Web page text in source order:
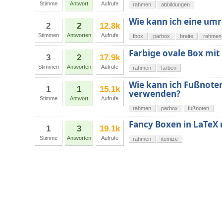
Stimme Antwort Aufrufe rahmen abbildungen
2
Stimmen
2
Antworten
12.8k
Aufrufe
Wie kann ich eine
fbox parbox breite rahmen
3
Stimmen
2
Antworten
17.9k
Aufrufe
Farbige ovale Box mit
rahmen farben
1
Stimme
1
Antwort
15.1k
Aufrufe
Wie kann ich
verwenden?
rahmen parbox fußnoten
1
Stimme
3
Antworten
19.1k
Aufrufe
Fancy Boxen in
rahmen itemize